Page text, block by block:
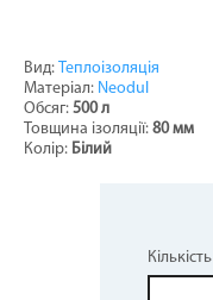
Вид: Теплоізоляція
Матеріал: Neodul
Обсяг: 500 л
Товщина ізоляції: 80 мм
Колір: Білий
Кількість